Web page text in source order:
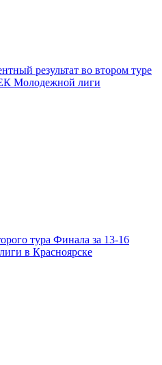
результат во втором туре
Молодежной лиги
тура Финала за 13-16
в Красноярске